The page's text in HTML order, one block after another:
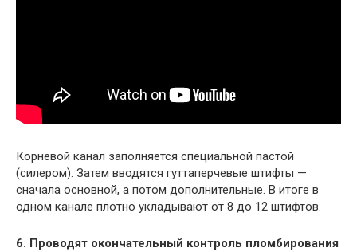
Корневой канал заполняется специальной пастой
(силером). Затем вводятся гуттаперчевые штифты —
сначала основной, а потом дополнительные. В итоге в
одном канале плотно укладывают от 8 до 12 штифтов.
6. Проводят окончательный контроль пломбирования